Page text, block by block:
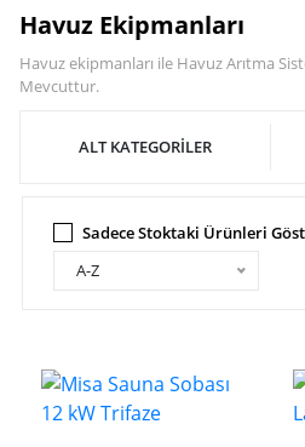
Havuz Ekipmanları
Havuz ekipmanları ile Havuz Arıtma
Mevcuttur.
ALT KATEGORİLER
Sadece Stoktaki Ürünleri
A-Z